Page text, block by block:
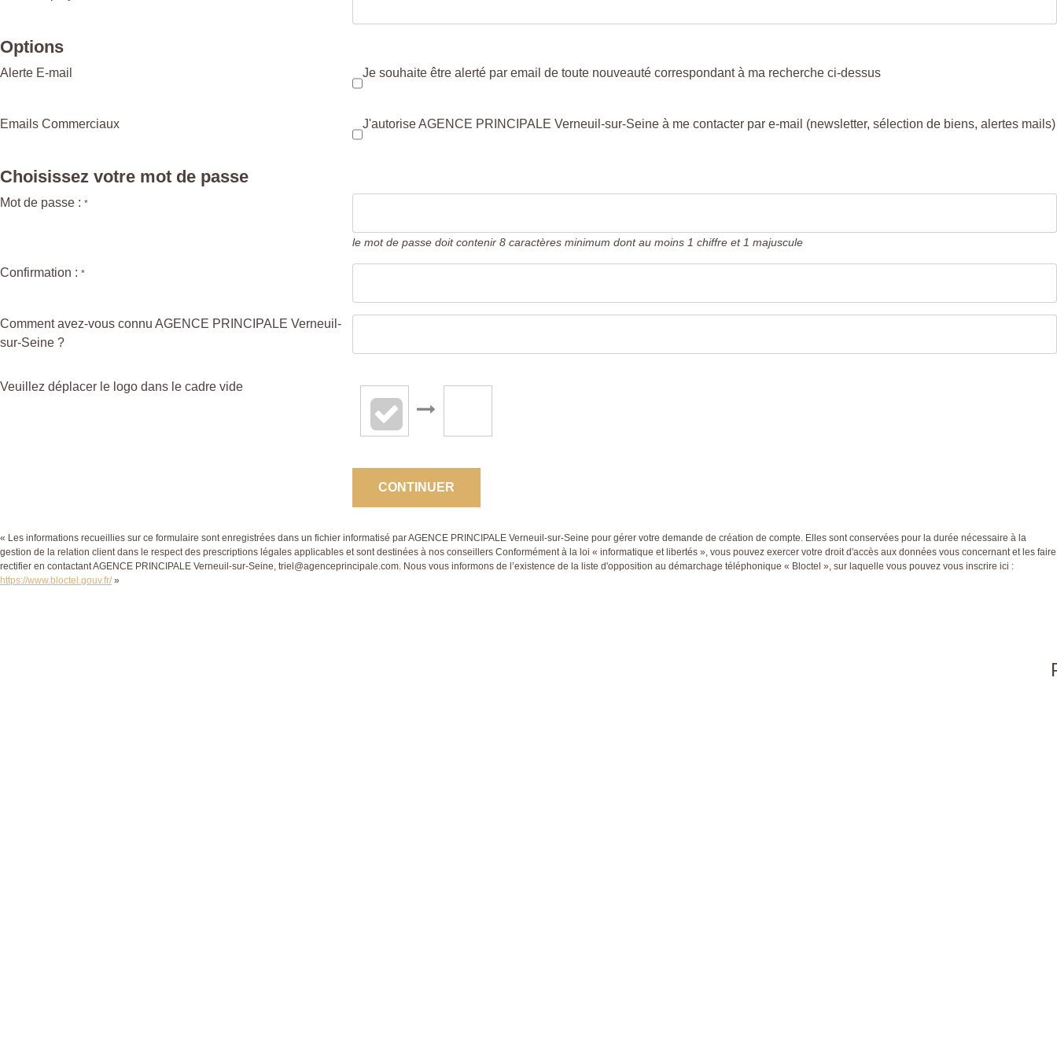
Options
Alerte E-mail Je souhaite être alerté par email de toute nouveauté correspondant à ma recherche ci-dessus
Emails Commerciaux J'autorise AGENCE PRINCIPALE Verneuil-sur-Seine à me contacter par e-mail (newsletter, sélection de biens, alertes mails)
Choisissez votre mot de passe
Mot de passe : *
le mot de passe doit contenir 8 caractères minimum dont au moins 1 chiffre et 1 majuscule
Confirmation : *
Comment avez-vous connu AGENCE PRINCIPALE Verneuil-
sur-Seine ?
Veuillez déplacer le logo dans le cadre vide
CONTINUER
« Les informations recueillies sur ce formulaire sont enregistrées dans un fichier informatisé par AGENCE PRINCIPALE Verneuil-sur-Seine pour gérer votre demande de création de compte. Elles sont conservées pour la durée nécessaire à la
gestion de la relation client dans le respect des prescriptions légales applicables et sont destinées à nos conseillers Conformément à la loi « informatique et libertés », vous pouvez exercer votre droit d'accès aux données vous concernant et les faire
rectifier en contactant AGENCE PRINCIPALE Verneuil-sur-Seine, triel@agenceprincipale.com. Nous vous informons de l’existence de la liste d'opposition au démarchage téléphonique « Bloctel », sur laquelle vous pouvez vous inscrire ici :
https://www.bloctel.gouv.fr/»